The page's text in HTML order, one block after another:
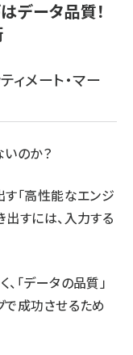
データ品質！
ィメート・マー
のか？
「高性能なエンジ
出すには、入力する
「データの品質」
で成功させるため